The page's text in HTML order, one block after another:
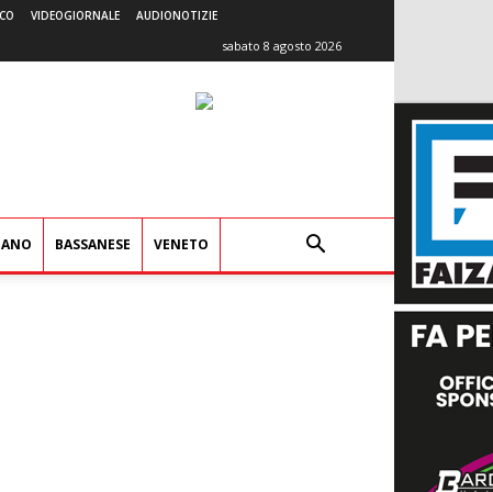
VIDEOGIORNALE AUDIONOTIZIE
sabato 8 agosto 2026
BASSANESE VENETO